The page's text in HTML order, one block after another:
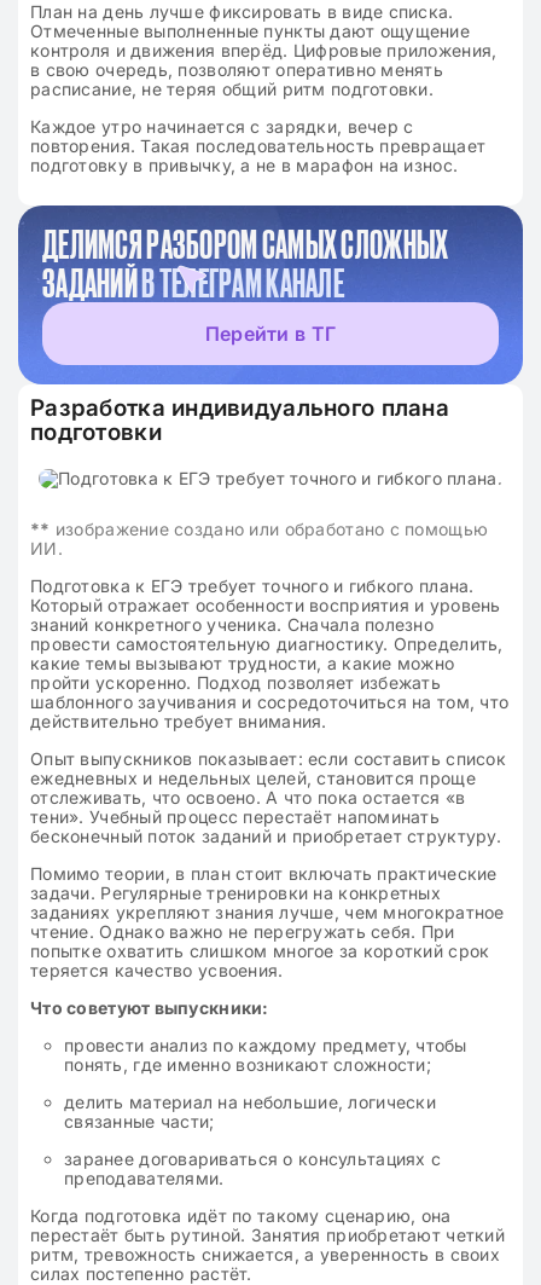
План на день лучше фиксировать в виде списка.
Отмеченные выполненные пункты дают ощущение
контроля и движения вперёд. Цифровые приложения,
в свою очередь, позволяют оперативно менять
расписание, не теряя общий ритм подготовки.
Каждое утро начинается с зарядки, вечер с
повторения. Такая последовательность превращает
подготовку в привычку, а не в марафон на износ.
ДЕЛИМСЯ РАЗБОРОМ САМЫХ СЛОЖНЫХ
ЗАДАНИЙВ ТЕЛЕГРАМ КАНАЛЕ
Перейти в ТГ
Разработка индивидуального плана
подготовки
** изображение создано или обработано с помощью
ИИ.
Подготовка к ЕГЭ требует точного и гибкого плана.
Который отражает особенности восприятия и уровень
знаний конкретного ученика. Сначала полезно
провести самостоятельную диагностику. Определить,
какие темы вызывают трудности, а какие можно
пройти ускоренно. Подход позволяет избежать
шаблонного заучивания и сосредоточиться на том, что
действительно требует внимания.
Опыт выпускников показывает: если составить список
ежедневных и недельных целей, становится проще
отслеживать, что освоено. А что пока остается «в
тени». Учебный процесс перестаёт напоминать
бесконечный поток заданий и приобретает структуру.
Помимо теории, в план стоит включать практические
задачи. Регулярные тренировки на конкретных
заданиях укрепляют знания лучше, чем многократное
чтение. Однако важно не перегружать себя. При
попытке охватить слишком многое за короткий срок
теряется качество усвоения.
Что советуют выпускники:
провести анализ по каждому предмету, чтобы
понять, где именно возникают сложности;
делить материал на небольшие, логически
связанные части;
заранее договариваться о консультациях с
преподавателями.
Когда подготовка идёт по такому сценарию, она
перестаёт быть рутиной. Занятия приобретают четкий
ритм, тревожность снижается, а уверенность в своих
силах постепенно растёт.